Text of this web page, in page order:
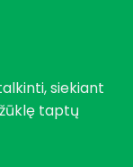
siekiant
taptų